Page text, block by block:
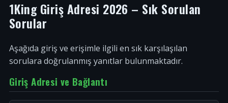
1King Giriş Adresi 2026 – Sık Sorulan
Sorular
Aşağıda giriş ve erişimle ilgili en sık karşılaşılan
sorulara doğrulanmış yanıtlar bulunmaktadır.
Giriş Adresi ve Bağlantı